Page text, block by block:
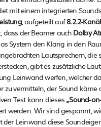
mit einem integrierten
, aufgeteilt auf8.2.2-
dass der Beamer auch Dolby
System den Klang in den
Lautsprechern, die
gibt es zusätzliche
Leinwand werfen, welcher
zu vermitteln, der Sound käme
Test kann dieses „Sound-
werden. Wir sind gespannt,
der Leinwand diese